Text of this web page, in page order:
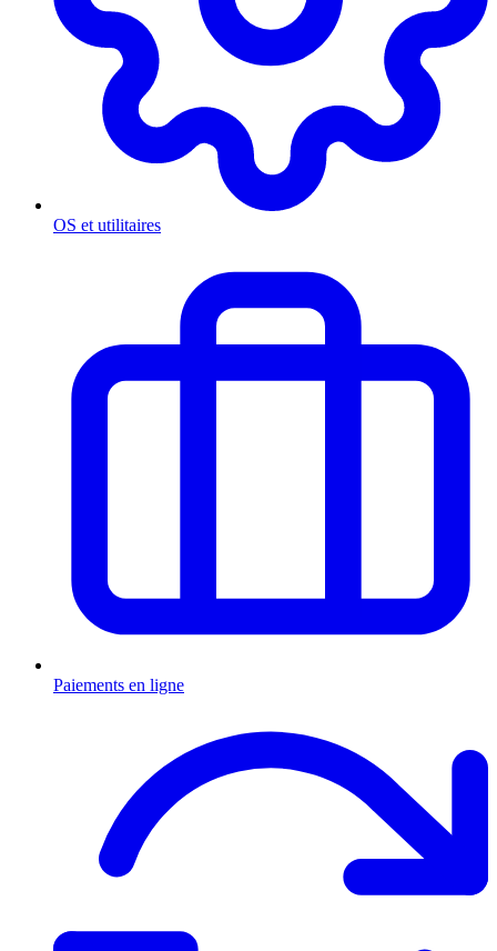
OS et utilitaires
Paiements en ligne